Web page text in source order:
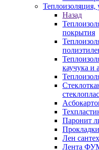
Назад
покрытия
каучука и
Паронит
Прокладки
Лен
Лента